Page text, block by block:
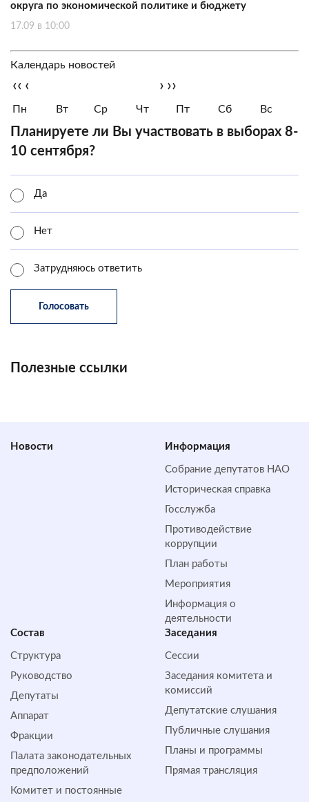
округа по экономической политике и бюджету
17.09 в 10:00
Календарь новостей
‹‹ ‹ › ››
Пн Вт Ср Чт Пт Сб Вс
Планируете ли Вы участвовать в выборах 8-
10 сентября?
Да
Нет
Затрудняюсь ответить
Полезные ссылки
Новости Информация
Собрание депутатов НАО
Историческая справка
Госслужба
Противодействие
коррупции
План работы
Мероприятия
Информация о
деятельности
Состав
Структура
Руководство
Депутаты
Аппарат
Фракции
Палата законодательных
предположений
Комитет и постоянные
Заседания
Сессии
Заседания комитета и
комиссий
Депутатские слушания
Публичные слушания
Планы и программы
Прямая трансляция